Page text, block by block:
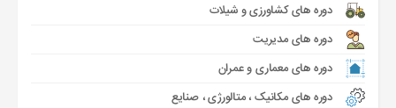
دوره های کشاورزی و شیلات
دوره های مدیریت
دوره های معماری و عمران
دوره های مکانیک ، متالورژی ، صنایع